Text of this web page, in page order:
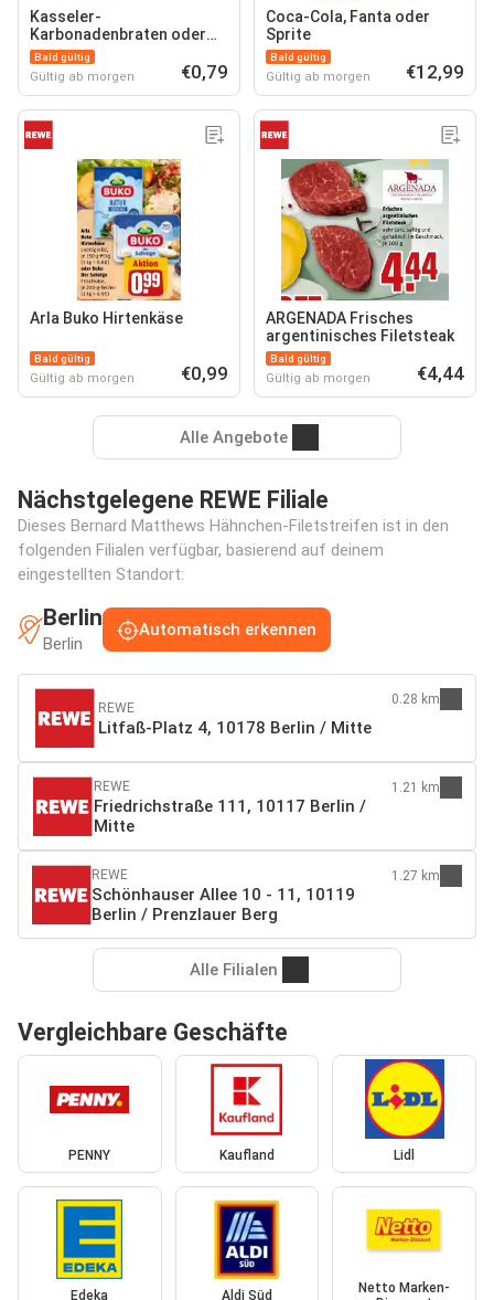
Kasseler-
Karbonadenbraten oder
Kasseler-Lachsscheiben
Bald gültig
Gültig ab morgen €0,79
Coca-Cola, Fanta oder
Sprite
Bald gültig
Gültig ab morgen €12,99
Arla Buko Hirtenkäse
Bald gültig
Gültig ab morgen €0,99
ARGENADA Frisches
argentinisches Filetsteak
Bald gültig
Gültig ab morgen €4,44
Alle Angebote
Nächstgelegene REWE Filiale
Dieses Bernard Matthews Hähnchen-Filetstreifen ist in den
folgenden Filialen verfügbar, basierend auf deinem
eingestellten Standort:
Berlin
Berlin
Automatisch erkennen
REWE
Litfaß-Platz 4, 10178 Berlin / Mitte
0.28 km
REWE
Friedrichstraße 111, 10117 Berlin /
Mitte
1.21 km
REWE
Schönhauser Allee 10 - 11, 10119
Berlin / Prenzlauer Berg
1.27 km
Alle Filialen
Vergleichbare Geschäfte
PENNY Kaufland Lidl
Edeka Aldi Süd
Netto Marken-